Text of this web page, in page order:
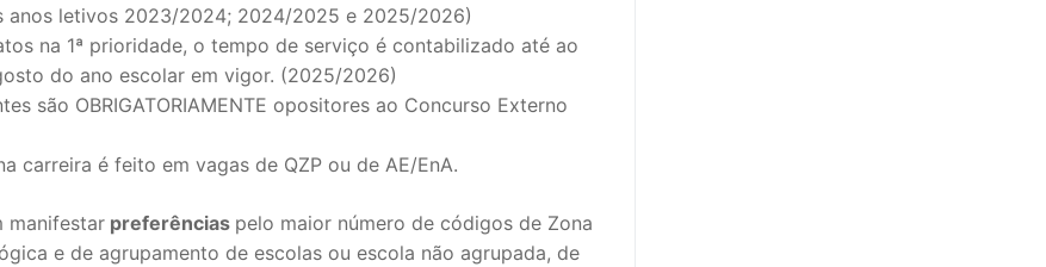
anos letivos 2023/2024; 2024/2025 e 2025/2026)
na 1ª prioridade, o tempo de serviço é contabilizado até ao
do ano escolar em vigor. (2025/2026)
são OBRIGATORIAMENTE opositores ao Concurso Externo
carreira é feito em vagas de QZP ou de AE/EnA.
manifestar preferências pelo maior número de códigos de Zona
e de agrupamento de escolas ou escola não agrupada, de